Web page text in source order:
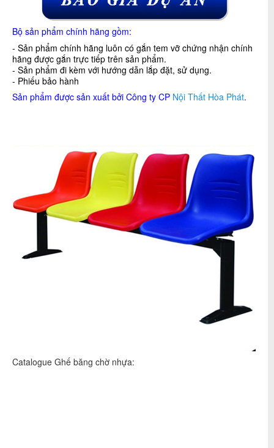
Bộ sản phẩm chính hãng gồm:
- Sản phẩm chính hãng luôn có gắn tem vỡ chứng nhận chính
hãng được gắn trực tiếp trên sản phẩm.
- Sản phẩm đi kèm với hướng dẫn lắp đặt, sử dụng.
- Phiếu bảo hành
Sản phẩm được sản xuất bởi Công ty CP Nội Thất Hòa Phát.
Catalogue Ghế băng chờ nhựa: